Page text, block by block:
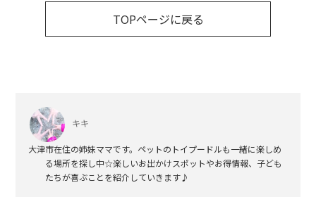
TOPページに戻る
キキ
大津市在住の姉妹ママです。ペットのトイプードルも一緒に楽しめ
る場所を探し中☆楽しいお出かけスポットやお得情報、子ども
たちが喜ぶことを紹介していきます♪